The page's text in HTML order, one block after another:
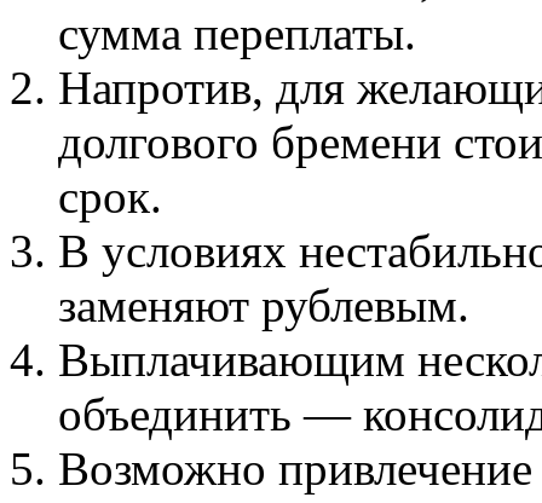
сумма переплаты.
Напротив, для
долгового бремени
срок.
В условиях
заменяют рублевым.
Выплачивающим
объединить —
Возможно